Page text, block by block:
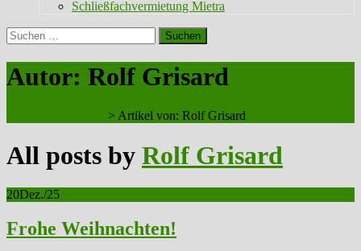
Schließfachvermietung Mietra
Suchen
nach:
Autor: Rolf Grisard
> Artikel von: Rolf Grisard
All posts by Rolf Grisard
20Dez./25
Frohe Weihnachten!